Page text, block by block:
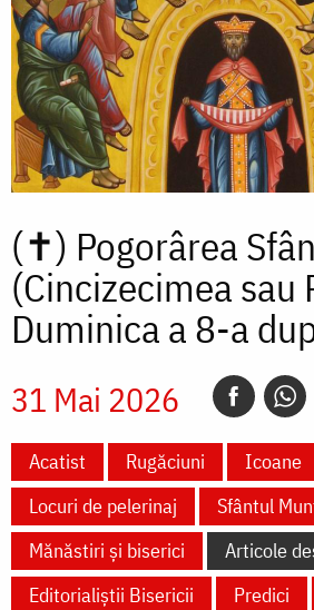
(✝) Pogorârea
(Cincizecimea sau
Duminica a 8-a
31 Mai 2026
Acatist Rugăciuni
Icoane
Locuri de pelerinaj
Sfântul
Mănăstiri și biserici
Articole
Editorialiștii Bisericii
Predici